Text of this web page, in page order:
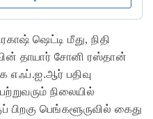
ஷெட்டி மீது, நிதி
தாயார் சோனி ரஸ்தான்
எஃப்.ஐ.ஆர் பதிவு
நிலையில்
பிறகு பெங்களூருவில் கைது